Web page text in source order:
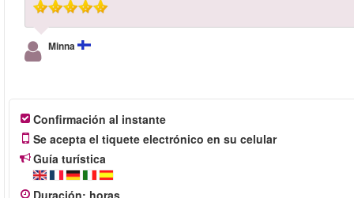
Minna
Confirmación al instante
Se acepta el tiquete electrónico en su celular
Guía turística
Duración: horas